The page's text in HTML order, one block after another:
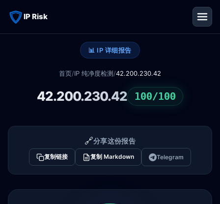
IP Risk
📊 IP 详细报告
首页/IP 纯净度检测/42.200.230.42
42.200.230.42 100/100
🔗分享这份报告
复制链接 复制 Markdown Telegram